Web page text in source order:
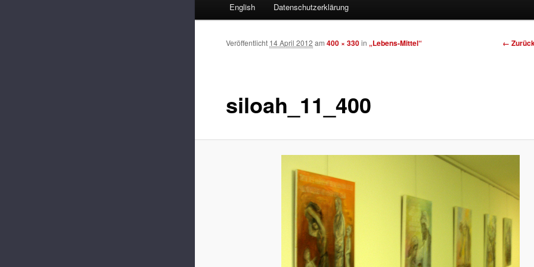
English Datenschutzerklärung
Bilder-
←
siloah_11_400
Veröffentlicht 14 April 2012 am400 × 330in „Lebens-Mittel“